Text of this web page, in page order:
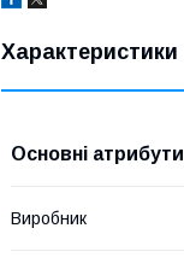
Характеристики
Основні атрибути
Виробник